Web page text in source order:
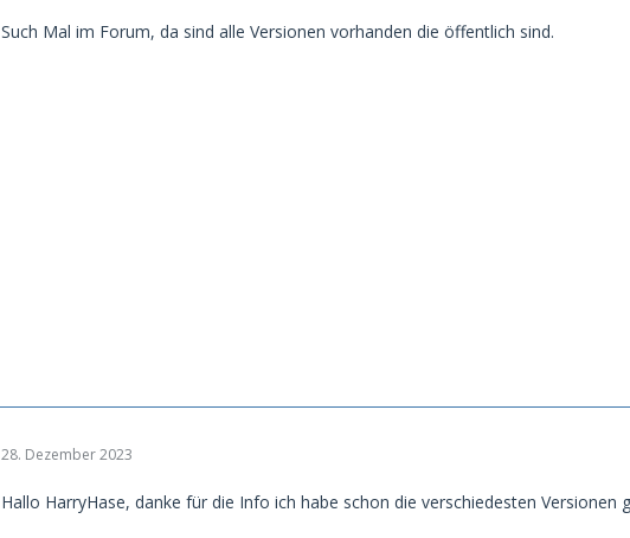
Such Mal im Forum, da sind alle Versionen vorhanden die öffentlich sind.
28. Dezember 2023
Hallo HarryHase, danke für die Info ich habe schon die verschiedesten